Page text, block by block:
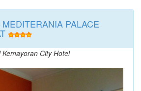
PALACE
City Hotel